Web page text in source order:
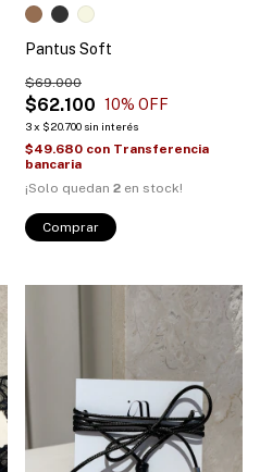
Pantus Soft
$62.100
$69.000
10% OFF
3x $20.700 sin interés
$49.680 con Transferencia
bancaria
¡Solo quedan 2 en stock!
Comprar